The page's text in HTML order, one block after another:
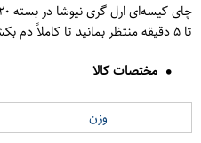
تا ۵ دقیقه منتظر بمانید تا کاملاً دم بکشد. سپس کیسه را خارج کرده و به صورت ساده یا همراه با شیر و لیمو میل کنید. این چای برای استفاده در منزل، محل کار و سفر مناسب است.
مختصات کالا
وزن